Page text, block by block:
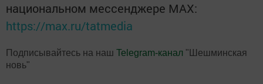
национальном мессенджере MАХ:
https://max.ru/tatmedia
Подписывайтесь на наш Telegram-канал "Шешминская
новь"